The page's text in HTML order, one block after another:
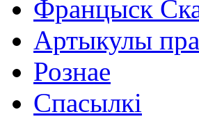
Францыск
Артыкулы
Рознае
Спасылкі